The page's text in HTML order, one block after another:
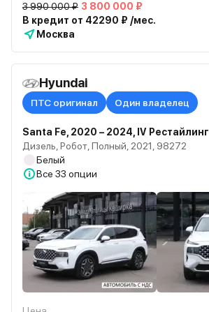
3 990 000 ₽ 3 800 000 ₽
В кредит от 42290 ₽ /мес.
Москва
Hyundai
ПТС оригинал Один владелец
Santa Fe, 2020 – 2024, IV Рестайлинг
Дизель, Робот, Полный, 2021, 98272
Белый
Все 33 опции